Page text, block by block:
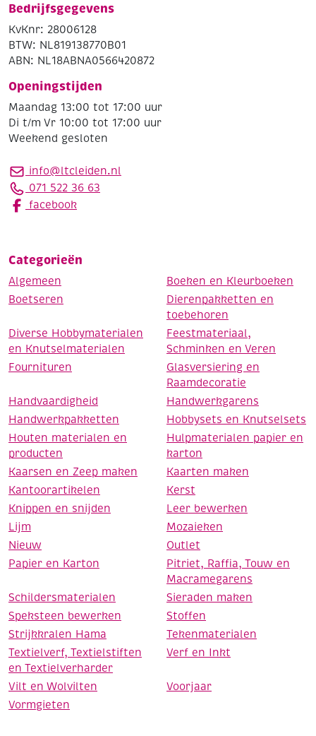
Bedrijfsgegevens
KvKnr: 28006128
BTW: NL819138770B01
ABN: NL18ABNA0566420872
Openingstijden
Maandag 13:00 tot 17:00 uur
Di t/m Vr 10:00 tot 17:00 uur
Weekend gesloten
info@ltcleiden.nl
071 522 36 63
facebook
Categorieën
Algemeen
Boeken en Kleurboeken
Boetseren
Dierenpakketten en
toebehoren
Diverse Hobbymaterialen
en Knutselmaterialen
Feestmateriaal,
Schminken en Veren
Fournituren
Glasversiering en
Raamdecoratie
Handvaardigheid
Handwerkgarens
Handwerkpakketten
Hobbysets en Knutselsets
Houten materialen en
producten
Hulpmaterialen papier en
karton
Kaarsen en Zeep maken
Kaarten maken
Kantoorartikelen
Kerst
Knippen en snijden
Leer bewerken
Lijm
Mozaieken
Nieuw
Outlet
Papier en Karton
Pitriet, Raffia, Touw en
Macramegarens
Schildersmaterialen
Sieraden maken
Speksteen bewerken
Stoffen
Strijkkralen Hama
Tekenmaterialen
Textielverf, Textielstiften
en Textielverharder
Verf en Inkt
Vilt en Wolvilten
Voorjaar
Vormgieten